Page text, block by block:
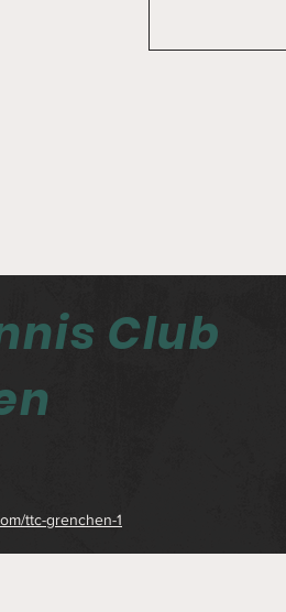
Club
ttc-grenchen-1